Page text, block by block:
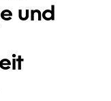
und